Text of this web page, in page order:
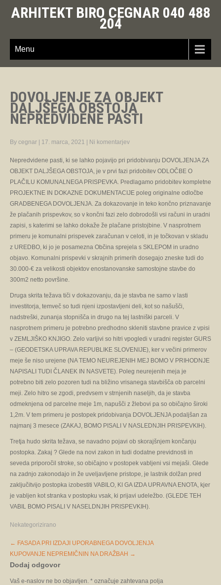
ARHITEKT BIRO CEGNAR 040 488
204
Menu
DOVOLJENJE ZA OBJEKT
DALJŠEGA OBSTOJA
NEPREDVIDENE PASTI
By cegnar 17. marca, 2021 Ni komentarjev
Nepredvidene pasti, ki se lahko pojavijo pri pridobivanju DOVOLJENJA ZA
OBJEKT DALJŠEGA OBSTOJA, je v prvi fazi pridobitev ODLOČBE O
PLAČILU KOMUNALNEGA PRISPEVKA. Predlagamo pridobitev kompletne
PROJEKTNE IN DOKAZNE DOKUMENTACIJE poleg originalne odločbe
GRADBENEGA DOVOLJENJA. Za dokazovanje in teko končno priznavanje
že plačanih prispevkov, so v končni fazi zelo dobrodošli vsi računi in uradni
zapisi, s katerimi se lahko dokaže že plačane pristojbine. V nasprotnem
primeru je komunalni prispevek zaračunan v celoti, in je točkovan v skladu
z UREDBO, ki jo je posamezna Občina sprejela s SKLEPOM in uradno
objavo. Komunalni prispevki v skrajnih primerih dosegajo zneske tudi do
30.000-€ za velikosti objektov enostanovanske samostojne stavbe do
300m2 netto površine.
Druga skrita težava tiči v dokazovanju, da je stavba ne samo v lasti
investitorja, temveč so tudi njeni izpostavljeni deli, kot so našušči,
nadstreški, zunanja stopnišča in drugo na tej lastniški parceli. V
nasprotnem primeru je potrebno predhodno skleniti stavbne pravice z vpisi
v ZEMLJIŠKO KNJIGO. Zelo varljivi so hitri vpogledi v uradni register GURS
– (GEODETSKA UPRAVA REPUBLIKE SLOVENIJE), ker v večini primerov
meje še niso urejene (NA TEMO NEUREJENIH MEJ BOMO V PRIHODNJE
NAPISALI TUDI ČLANEK IN NASVETE). Poleg neurejenih meja je
potrebno biti zelo pozoren tudi na bližino vrisanega stavbišča ob parcelni
meji. Zelo hitro se zgodi, predvsem v strnjenih naseljih, da je stavba
odmeknjena od parcelne meje 1m, napušči z žlebovi pa so običajno široki
1,2m. V tem primeru je postopek pridobivanja DOVOLJENJA podaljšan za
najmanj 3 mesece (ZAKAJ, BOMO PISALI V NASLEDNJIH PRISPEVKIH).
Tretja hudo skrita težava, se navadno pojavi ob skorajšnjem končanju
postopka. Zakaj ? Glede na novi zakon in tudi dodatne previdnosti in
seveda priporočil stroke, so običajno v postopek vabljeni vsi mejaši. Glede
na zadnjo zakonodajo in že uveljavljene pristope, je lastnik dolžan pred
zaključitvijo postopka izobestiti VABILO, KI GA IZDA UPRAVNA ENOTA, kjer
je vabljen kot stranka v postopku vsak, ki prijavi udeležbo. (GLEDE TEH
VABIL BOMO PISALI V NASELDNJIH PRISPEVKIH).
Nekategorizirano
Post
navigation
← FASADA PRI IZDAJI UPORABNEGA DOVOLJENJA
KUPOVANJE NEPREMIČNIN NA DRAŽBAH →
Dodaj odgovor
Vaš e-naslov ne bo objavljen. * označuje zahtevana polja